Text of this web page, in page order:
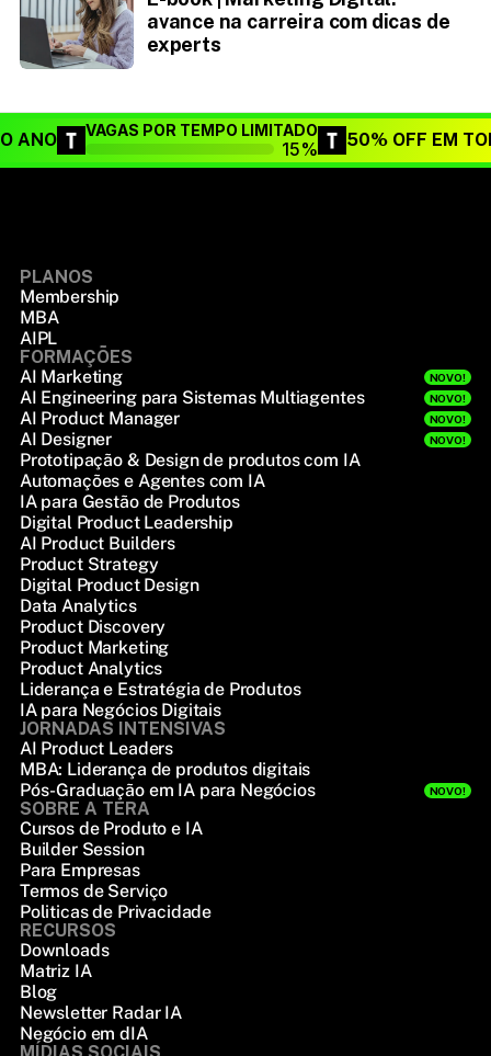
avance na carreira com dicas de
experts
ANO VAGAS POR TEMPO LIMITADO
15% 50% OFF EM
PLANOS
Membership
MBA
AIPL
FORMAÇÕES
AI Marketing
NOVO!
AI Engineering para Sistemas Multiagentes NOVO!
AI Product Manager NOVO!
AI Designer NOVO!
Prototipação & Design de produtos com IA
Automações e Agentes com IA
IA para Gestão de Produtos
Digital Product Leadership
AI Product Builders
Product Strategy
Digital Product Design
Data Analytics
Product Discovery
Product Marketing
Product Analytics
Liderança e Estratégia de Produtos
IA para Negócios Digitais
JORNADAS INTENSIVAS
AI Product Leaders
MBA: Liderança de produtos digitais
Pós-Graduação em IA para Negócios
NOVO!
SOBRE A TERA
Cursos de Produto e IA
Builder Session
Para Empresas
Termos de Serviço
Politicas de Privacidade
RECURSOS
Downloads
Matriz IA
Blog
Newsletter Radar IA
Negócio em dIA